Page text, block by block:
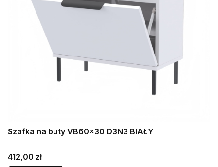
Szafka na buty VB60x30 D3N3 BIAŁY
Cena
412,00 zł